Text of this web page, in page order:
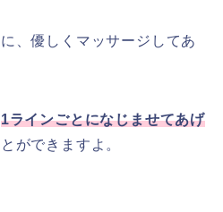
、優しくマッサージしてあ
1ラインごとになじませてあげ
ができますよ。